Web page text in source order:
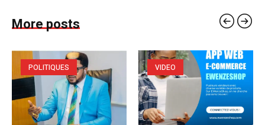
More posts
POLITIQUES VIDEO